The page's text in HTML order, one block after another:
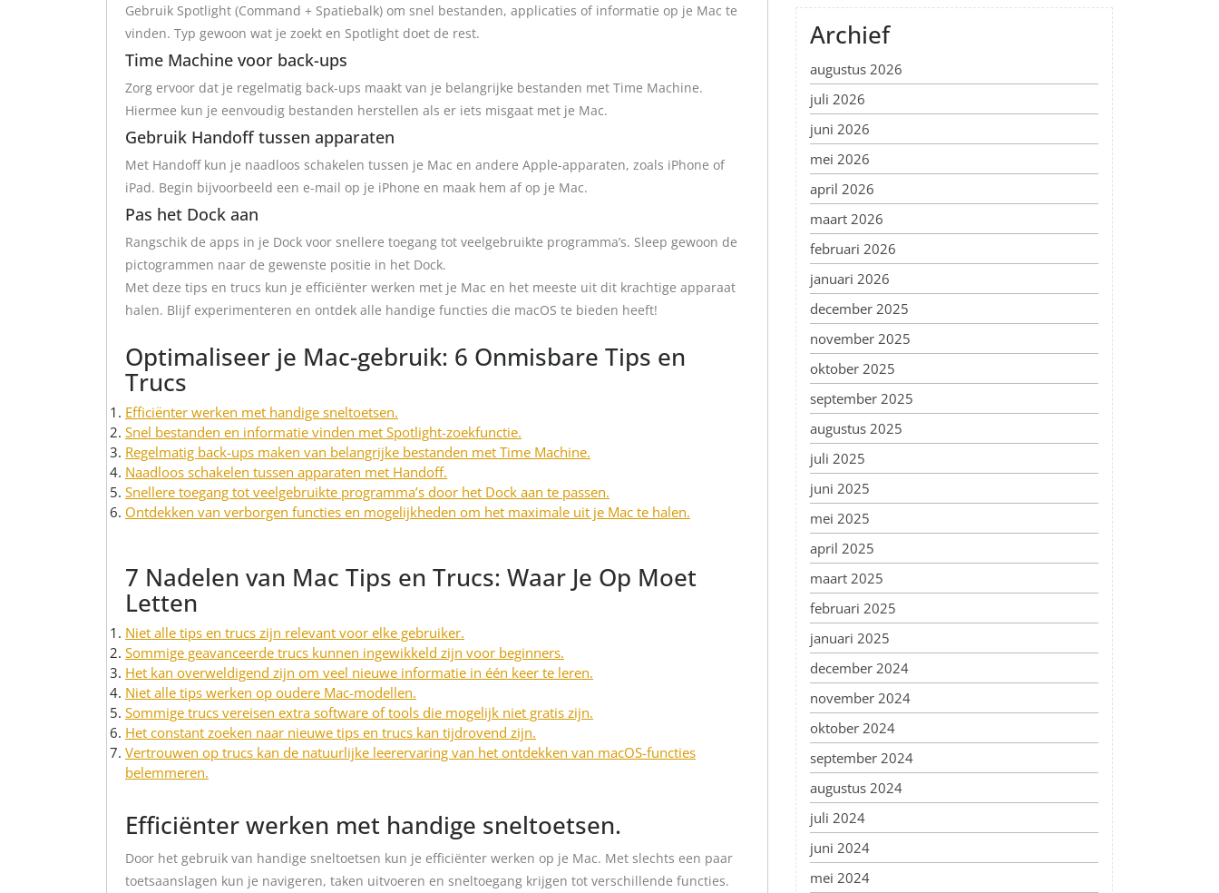
Gebruik Spotlight (Command + Spatiebalk) om snel bestanden, applicaties of informatie op je Mac te
vinden. Typ gewoon wat je zoekt en Spotlight doet de rest.
Time Machine voor back-ups
Zorg ervoor dat je regelmatig back-ups maakt van je belangrijke bestanden met Time Machine.
Hiermee kun je eenvoudig bestanden herstellen als er iets misgaat met je Mac.
Gebruik Handoff tussen apparaten
Met Handoff kun je naadloos schakelen tussen je Mac en andere Apple-apparaten, zoals iPhone of
iPad. Begin bijvoorbeeld een e-mail op je iPhone en maak hem af op je Mac.
Pas het Dock aan
Rangschik de apps in je Dock voor snellere toegang tot veelgebruikte programma’s. Sleep gewoon de
pictogrammen naar de gewenste positie in het Dock.
Met deze tips en trucs kun je efficiënter werken met je Mac en het meeste uit dit krachtige apparaat
halen. Blijf experimenteren en ontdek alle handige functies die macOS te bieden heeft!
Optimaliseer je Mac-gebruik: 6 Onmisbare Tips en
Trucs
Efficiënter werken met handige sneltoetsen.
Snel bestanden en informatie vinden met Spotlight-zoekfunctie.
Regelmatig back-ups maken van belangrijke bestanden met Time Machine.
Naadloos schakelen tussen apparaten met Handoff.
Snellere toegang tot veelgebruikte programma’s door het Dock aan te passen.
Ontdekken van verborgen functies en mogelijkheden om het maximale uit je Mac te halen.
7 Nadelen van Mac Tips en Trucs: Waar Je Op Moet
Letten
Niet alle tips en trucs zijn relevant voor elke gebruiker.
Sommige geavanceerde trucs kunnen ingewikkeld zijn voor beginners.
Het kan overweldigend zijn om veel nieuwe informatie in één keer te leren.
Niet alle tips werken op oudere Mac-modellen.
Sommige trucs vereisen extra software of tools die mogelijk niet gratis zijn.
Het constant zoeken naar nieuwe tips en trucs kan tijdrovend zijn.
Vertrouwen op trucs kan de natuurlijke leerervaring van het ontdekken van macOS-functies
belemmeren.
Efficiënter werken met handige sneltoetsen.
Door het gebruik van handige sneltoetsen kun je efficiënter werken op je Mac. Met slechts een paar
toetsaanslagen kun je navigeren, taken uitvoeren en sneltoegang krijgen tot verschillende functies.
Archief
augustus 2026
juli 2026
juni 2026
mei 2026
april 2026
maart 2026
februari 2026
januari 2026
december 2025
november 2025
oktober 2025
september 2025
augustus 2025
juli 2025
juni 2025
mei 2025
april 2025
maart 2025
februari 2025
januari 2025
december 2024
november 2024
oktober 2024
september 2024
augustus 2024
juli 2024
juni 2024
mei 2024